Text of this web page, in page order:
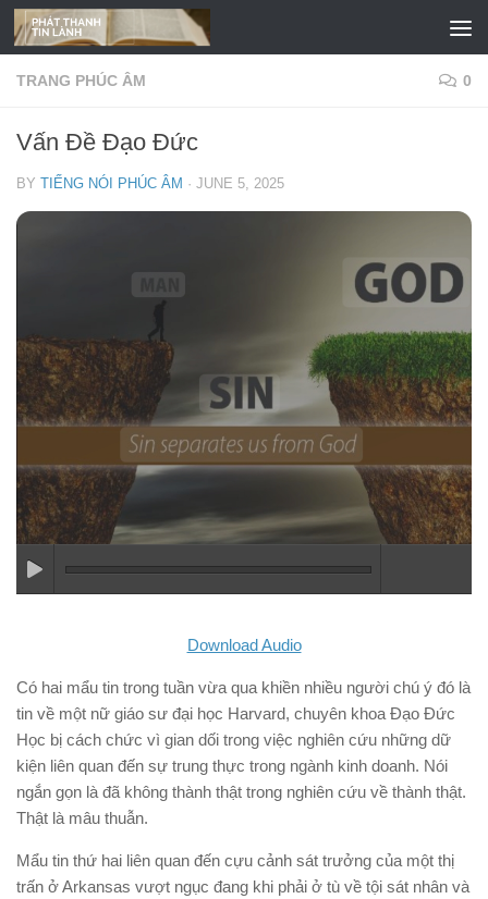
Skip to content
TRANG PHÚC ÂM 0
Vấn Đề Đạo Đức
BY TIẾNG NÓI PHÚC ÂM · JUNE 5, 2025
Download Audio
Có hai mẩu tin trong tuần vừa qua khiền nhiều người chú ý đó là
tin về một nữ giáo sư đại học Harvard, chuyên khoa Đạo Đức
Học bị cách chức vì gian dối trong việc nghiên cứu những dữ
kiện liên quan đến sự trung thực trong ngành kinh doanh. Nói
ngắn gọn là đã không thành thật trong nghiên cứu về thành thật.
Thật là mâu thuẫn.
Mẩu tin thứ hai liên quan đến cựu cảnh sát trưởng của một thị
trấn ở Arkansas vượt ngục đang khi phải ở tù về tội sát nhân và